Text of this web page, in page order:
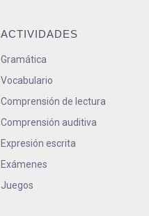
ACTIVIDADES
Gramática
Vocabulario
Comprensión de lectura
Comprensión auditiva
Expresión escrita
Exámenes
Juegos